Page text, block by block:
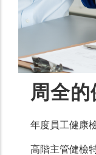
周全
年度員工健康
高階主管健檢